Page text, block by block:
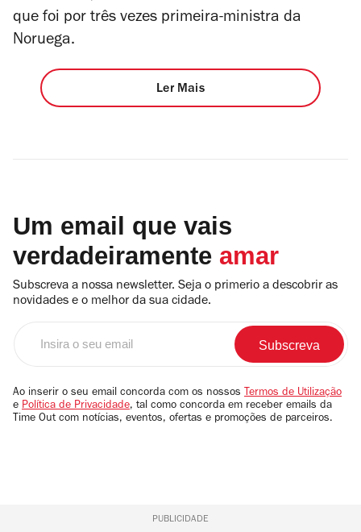
que foi por três vezes primeira-ministra da
Noruega.
Ler Mais
Um email que vais
verdadeiramente amar
Subscreva a nossa newsletter. Seja o primerio a descobrir as
novidades e o melhor da sua cidade.
email
Ao inserir o seu email concorda com os nossos Termos de Utilização
e Política de Privacidade, tal como concorda em receber emails da
Time Out com notícias, eventos, ofertas e promoções de parceiros.
PUBLICIDADE